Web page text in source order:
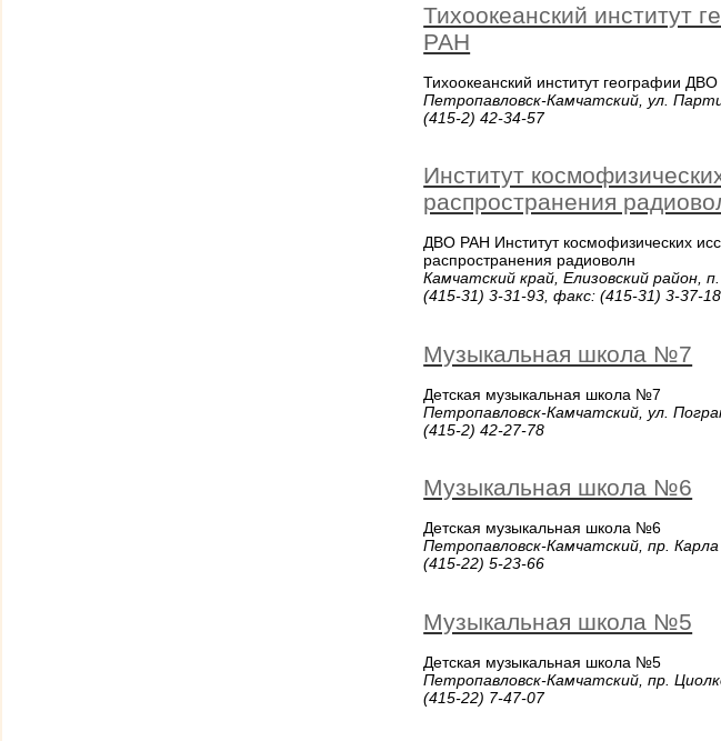
Тихоокеанский институт
РАН
Тихоокеанский институт географии
Петропавловск-Камчатский, ул.
(415-2) 42-34-57
Институт
распространения
ДВО РАН Институт космофизических
распространения радиоволн
Камчатский край, Елизовский район,
(415-31) 3-31-93, факс: (415-31) 3-37-18
Музыкальная школа №7
Детская музыкальная школа №7
Петропавловск-Камчатский, ул.
(415-2) 42-27-78
Музыкальная школа №6
Детская музыкальная школа №6
Петропавловск-Камчатский, пр.
(415-22) 5-23-66
Музыкальная школа №5
Детская музыкальная школа №5
Петропавловск-Камчатский, пр.
(415-22) 7-47-07